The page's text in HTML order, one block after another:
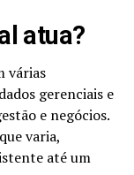
atua?
várias
gerenciais e
e negócios.
varia,
até um